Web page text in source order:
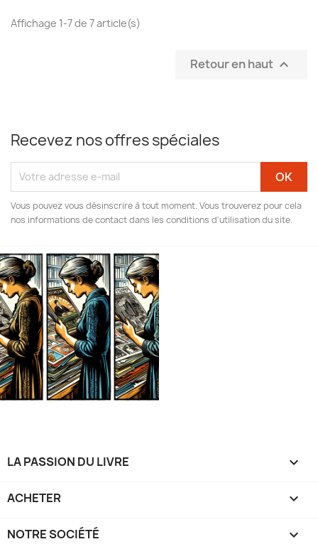
Affichage 1-7 de 7 article(s)
Retour en haut 
Recevez nos offres spéciales
Vous pouvez vous désinscrire à tout moment. Vous trouverez pour cela
nos informations de contact dans les conditions d'utilisation du site.
LA PASSION DU LIVRE 
ACHETER 
NOTRE SOCIÉTÉ 